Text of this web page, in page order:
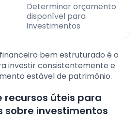
Determinar orçamento
disponível para
investimentos
bem estruturado é o
investir consistentemente e
estável de patrimônio.
recursos úteis para
sobre investimentos